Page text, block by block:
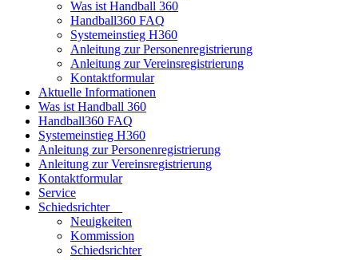
Was ist Handball 360
Handball360 FAQ
Systemeinstieg H360
Anleitung zur Personenregistrierung
Anleitung zur Vereinsregistrierung
Kontaktformular
Aktuelle Informationen
Was ist Handball 360
Handball360 FAQ
Systemeinstieg H360
Anleitung zur Personenregistrierung
Anleitung zur Vereinsregistrierung
Kontaktformular
Service
Schiedsrichter
Neuigkeiten
Kommission
Schiedsrichter